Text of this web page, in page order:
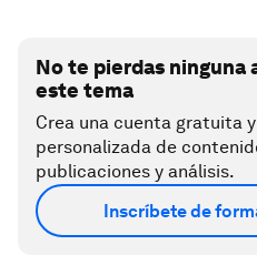
No te pierdas ninguna
este tema
Crea una cuenta gratuita
personalizada de
publicaciones y análisis.
Inscríbete de